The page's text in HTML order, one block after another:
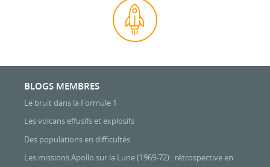
BLOGS MEMBRES
Le bruit dans la Formule 1
Les volcans effusifs et explosifs
Des populations en difficultés
Les missions Apollo sur la Lune (1969-72) : rétrospective en